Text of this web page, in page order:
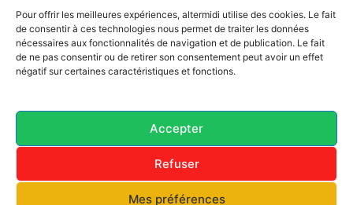
Pour offrir les meilleures expériences, altermidi utilise des cookies. Le fait
de consentir à ces technologies nous permet de traiter les données
nécessaires aux fonctionnalités de navigation et de publication. Le fait
de ne pas consentir ou de retirer son consentement peut avoir un effet
négatif sur certaines caractéristiques et fonctions.
Accepter
Refuser
Mes préférences
altermidi aborde des thématiques globales évaluées à
partir des constats de terrain ou d'analyses à l'échelon
local.
altermidi c'est l'information capitale, sans capitale.
© 2025 altermidi.org - Les amis d'altermidi